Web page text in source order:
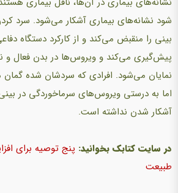
شود نشانه‌های بیماری آشکار می‌شود. سرد
بینی را منقبض می‌کند و از كاركرد دستگاه
پیش‌گیری می‌کند و ویروس‌ها در بدن فعال و
نمایان می‌شود. افرادی كه سردشان شده گمان
اما به درستی ویروس‌های سرماخوردگی در
آشکار شدن نداشته‌ است.
در سایت کتابک بخوانید: پنج توصیه برای
طبیعت